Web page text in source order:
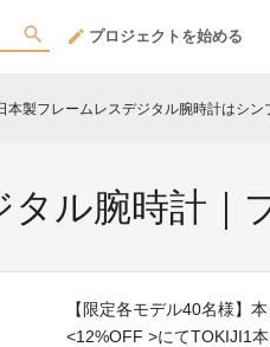
プロジェクトを始める
本製フレームレスデジタル腕時計はシ
タル腕時計
【限定各モデル40名様】
<12%OFF >にてTOKIJI1